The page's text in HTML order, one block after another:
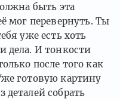
быть эта
мог перевернуть. Ты
уже есть хоть
дела. И тонкости
после того как
готовую картину
собрать